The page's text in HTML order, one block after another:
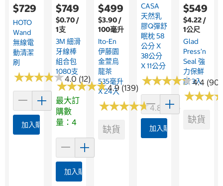
$729
HOTO
Wand
無線電
動清潔
刷
★★★★★
★★★★★4.0 (12)
加入購物車
$749
$0.70 /
1支
3M 細滑
牙線棒
組合包
1080支
★★★★★
★★★★★4.9 (139)
最大訂
購數
量：4
加入購物車
$499
$3.90 /
100毫升
Ito-En
伊藤園
金萱烏
龍茶
535毫升
X 24入
★★★★★
★★★★★4.8 (176)
缺貨
CASA
天然乳
膠Q彈舒
眠枕 58
公分 X
38公分
X 11公分
★★★★★
★★★★★4.4 (90)
加入購物車
$549
$4.22 /
1公尺
Glad
Press’n
Seal 強
力保鮮
膜 3入
★★★
★★★
缺貨